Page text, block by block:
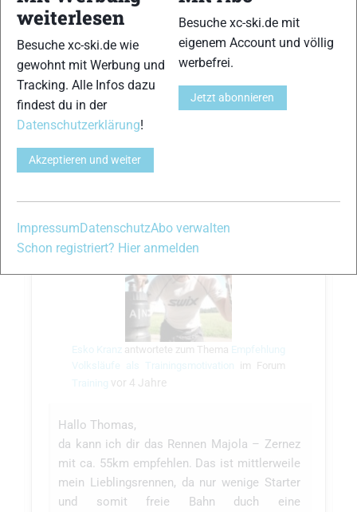
Hallo Thomas! Das Rennen Maloja – Zernez
ist ein reines Skatingrennen. Aber wenn man
es ganz genau nimmt, auch nicht………, denn
der Ortsdurchlauf von La Punt ist nicht mit
Schnee bedeckt 😉 Gruss Esko
Teilen
Esko Kranzantwortete zum Thema Empfehlung
Volksläufe als Trainingsmotivation im Forum
Training vor 4 Jahre
Hallo Thomas,
da kann ich dir das Rennen Majola – Zernez
mit ca. 55km empfehlen. Das ist mittlerweile
mein Lieblingsrennen, da nur wenige Starter
und somit freie Bahn duch eine
weiterlesen
Besuche xc-ski.de wie
gewohnt mit Werbung und
Tracking. Alle Infos dazu
findest du in der
Datenschutzerklärung!
Akzeptieren und weiter
Besuche xc-ski.de mit
eigenem Account und völlig
werbefrei.
Jetzt abonnieren
ImpressumDatenschutzAbo verwalten
Schon registriert? Hier anmelden